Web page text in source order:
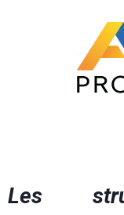
Les